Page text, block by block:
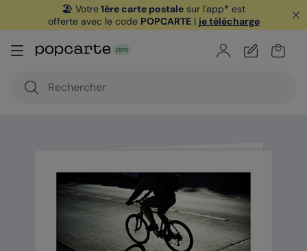
🏖️ Votre1ère carte postale sur l'app* est
offerte avec le code POPCARTE| je télécharge